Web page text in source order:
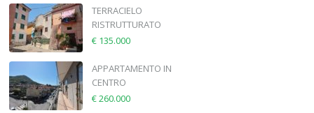
TERRACIELO
RISTRUTTURATO
€ 135.000
APPARTAMENTO IN
CENTRO
€ 260.000